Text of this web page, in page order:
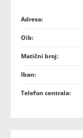
Adresa:
Oib:
Matični broj:
Iban:
Telefon centrala: